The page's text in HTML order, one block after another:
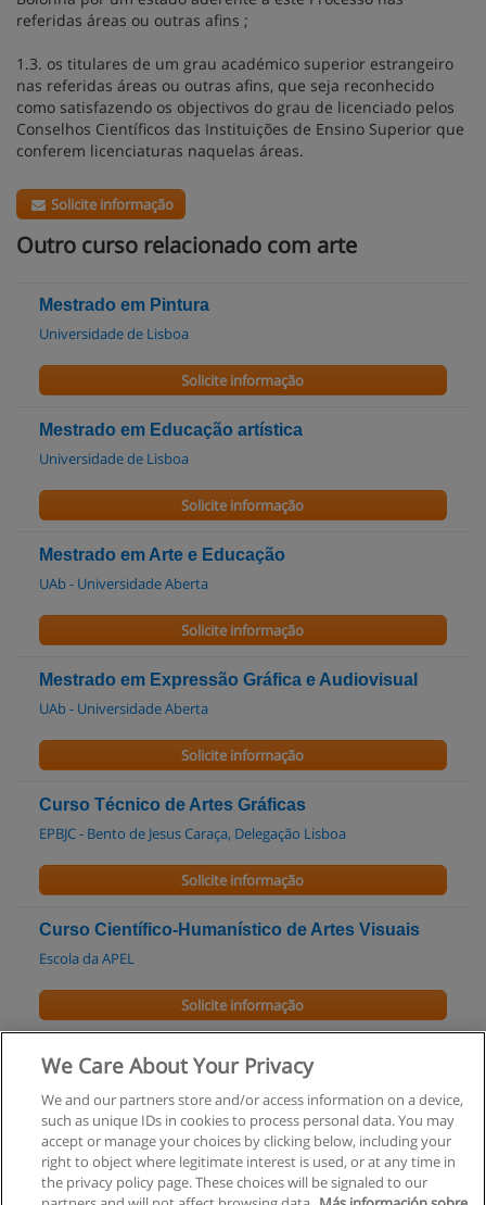
referidas áreas ou outras afins ;
1.3. os titulares de um grau académico superior estrangeiro
nas referidas áreas ou outras afins, que seja reconhecido
como satisfazendo os objectivos do grau de licenciado pelos
Conselhos Científicos das Instituições de Ensino Superior que
conferem licenciaturas naquelas áreas.
Solicite informação
Outro curso relacionado com arte
Mestrado em Pintura
Universidade de Lisboa
Solicite informação
Mestrado em Educação artística
Universidade de Lisboa
Solicite informação
Mestrado em Arte e Educação
UAb - Universidade Aberta
Solicite informação
Mestrado em Expressão Gráfica e Audiovisual
UAb - Universidade Aberta
Solicite informação
Curso Técnico de Artes Gráficas
EPBJC - Bento de Jesus Caraça, Delegação Lisboa
Solicite informação
Curso Científico-Humanístico de Artes Visuais
Escola da APEL
Solicite informação
Licenciatura em Artes Visuais (ECATI)
Solicite informação
We Care About Your Privacy
We and our partners store and/or access information on a device,
such as unique IDs in cookies to process personal data. You may
accept or manage your choices by clicking below, including your
right to object where legitimate interest is used, or at any time in
the privacy policy page. These choices will be signaled to our